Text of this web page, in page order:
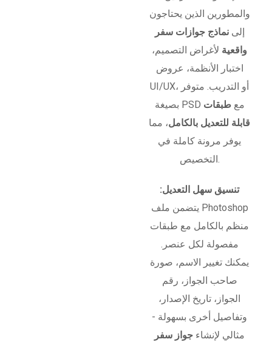
والمطورين الذين يحتاجون
إلىنماذج جوازات سفر
واقعية لأغراض التصميم،
اختبار الأنظمة، عروض
UI/UX، أو التدريب. متوفر
بصيغة PSD معطبقات
قابلة للتعديل بالكامل، مما
يوفر مرونة كاملة في
التخصيص.
تنسيق سهل التعديل:
يتضمن ملف Photoshop
منظم بالكامل مع طبقات
مفصولة لكل عنصر.
يمكنك تغيير الاسم، صورة
صاحب الجواز، رقم
الجواز، تاريخ الإصدار،
وتفاصيل أخرى بسهولة -
مثالي لإنشاء جواز سفر